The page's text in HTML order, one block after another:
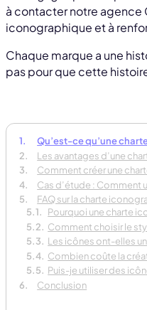
à contacter notre agence
iconographique et à
Chaque marque a une
pas pour que cette
Qu’est-ce qu’une
Les avantages d’une
Comment créer une
Cas d’étude : Comment
FAQ sur la charte
Pourquoi une charte
Comment choisir le
Les icônes ont-elles
Combien coûte la
Puis-je utiliser des
Conclusion